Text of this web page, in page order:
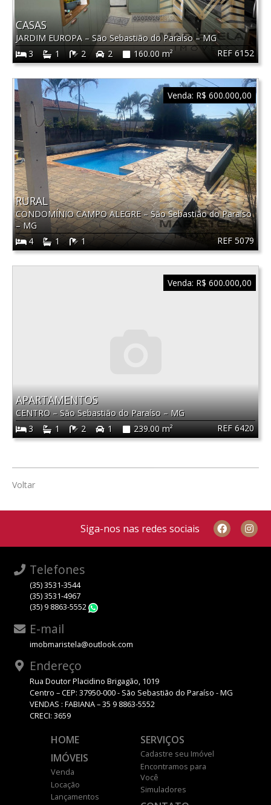
REF 6152
CASAS
JARDIM EUROPA – São Sebastião do Paraíso–MG
3
1 2 2 160.00 m²
REF 5079
RURAL
CONDOMÍNIO CAMPO ALEGRE–São Sebastião do Paraíso
–MG
4
1 1
Venda: R$ 600.000,00
REF 6420
APARTAMENTOS
CENTRO–São Sebastião do Paraíso–MG
3
1 2 1 239.00 m²
Venda: R$ 600.000,00
Voltar
Siga-nos nas redes sociais
Telefones
(35) 3531-3544
(35) 3531-4967
(35) 9 8863-5552
E-mail
imobmaristela@outlook.com
Endereço
Rua Doutor Placidino Brigagão, 1019
Centro – CEP: 37950-000 - São Sebastião do Paraíso - MG
VENDAS : FABIANA – 35 9 8863-5552
CRECI: 3659
HOME
IMÓVEIS
Venda
Locação
Lançamentos
SERVIÇOS
Cadastre seu Imóvel
Encontramos para
Você
Simuladores